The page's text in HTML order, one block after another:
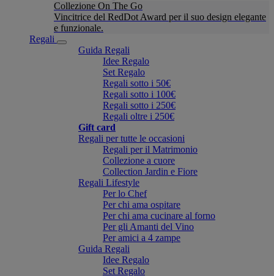
Collezione On The Go
Vincitrice del RedDot Award per il suo design elegante
e funzionale.
Regali
Guida Regali
Idee Regalo
Set Regalo
Regali sotto i 50€
Regali sotto i 100€
Regali sotto i 250€
Regali oltre i 250€
Gift card
Regali per tutte le occasioni
Regali per il Matrimonio
Collezione a cuore
Collection Jardin e Fiore
Regali Lifestyle
Per lo Chef
Per chi ama ospitare
Per chi ama cucinare al forno
Per gli Amanti del Vino
Per amici a 4 zampe
Guida Regali
Idee Regalo
Set Regalo